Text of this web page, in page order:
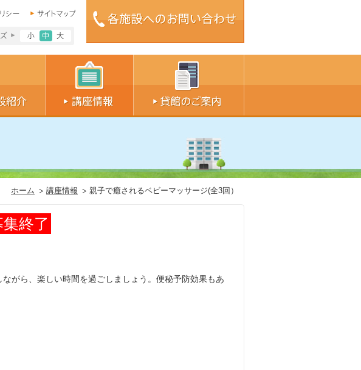
文字サイズ小
文字サイズ中
ホーム 講座情報 親子で癒されるベビーマッサージ(全3回）
終了
がら、楽しい時間を過ごしましょう。便秘予防効果もあ